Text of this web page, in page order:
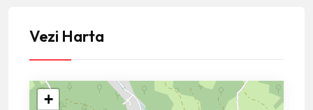
Vezi Harta
+